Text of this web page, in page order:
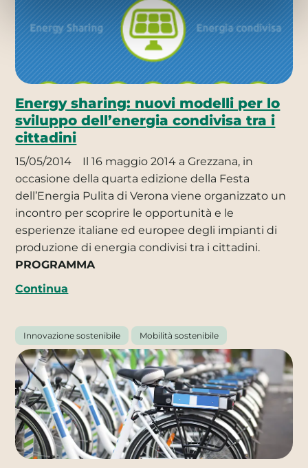
Energy sharing: nuovi modelli per lo
sviluppo dell’energia condivisa tra i
cittadini
15/05/2014
Il 16 maggio 2014 a Grezzana, in
occasione della quarta edizione della Festa
dell’Energia Pulita di Verona viene organizzato un
incontro per scoprire le opportunità e le
esperienze italiane ed europee degli impianti di
produzione di energia condivisi tra i cittadini.
PROGRAMMA
Continua
Innovazione sostenibile Mobilità sostenibile